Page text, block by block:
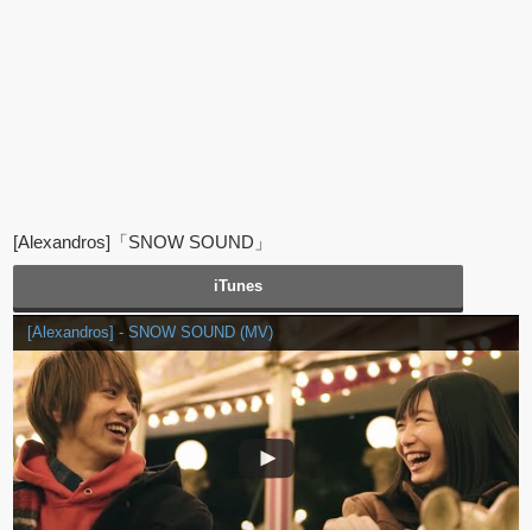
[Alexandros]「SNOW SOUND」
iTunes
[Alexandros] - SNOW SOUND (MV)